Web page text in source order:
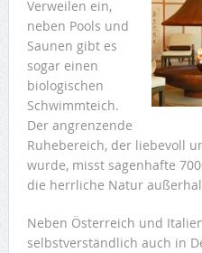
Verweilen ein,
neben Pools und
Saunen gibt es
sogar einen
biologischen
Schwimmteich.
Der angrenzende
Ruhebereich, der liebevoll
wurde, misst sagenhafte
die herrliche Natur
Neben Österreich und
selbstverständlich auch in